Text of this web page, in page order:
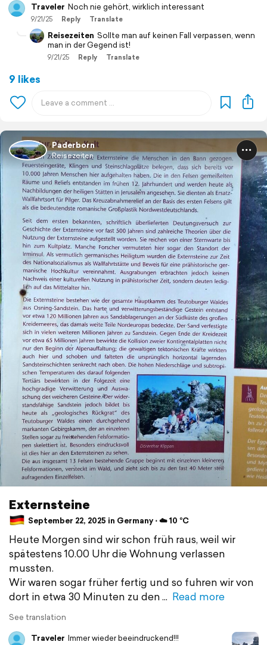
Traveler Noch nie gehört, wirklich interessant
9/21/25 Reply Translate
Reisezeiten Sollte man auf keinen Fall verpassen, wenn
man in der Gegend ist!
9/21/25 Reply Translate
9 likes
Paderborn
Reisezeiten
Externsteine
September 22, 2025 in Germany ⋅ ☁️ 10 °C
Heute Morgen sind wir schon früh raus, weil wir
spätestens 10.00 Uhr die Wohnung verlassen
mussten.
Wir waren sogar früher fertig und so fuhren wir von
dort in etwa 30 Minuten zu den
Read more
See translation
Traveler Immer wieder beeindruckend!!!